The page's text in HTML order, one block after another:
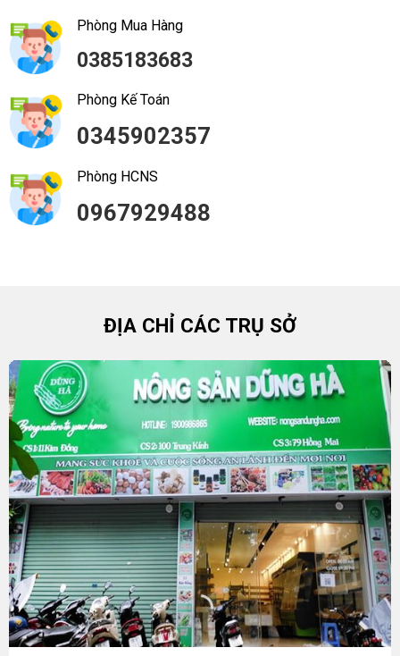
Phòng Mua Hàng
0385183683
Phòng Kế Toán
0345902357
Phòng HCNS
0967929488
ĐỊA CHỈ CÁC TRỤ SỞ